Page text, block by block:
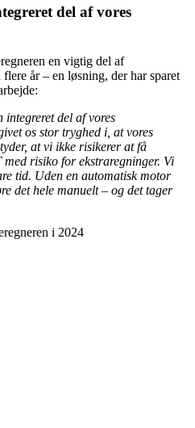
del af vores
en vigtig del af
år – en løsning, der har sparet
integreret del af vores
os stor tryghed i, at vores
at vi ikke risikerer at få
risiko for ekstraregninger. Vi
tid. Uden en automatisk motor
det hele manuelt – og det tager
i 2024